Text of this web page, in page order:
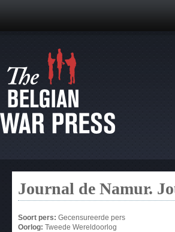
Journal de Namur.
Soort pers: Gecensureerde pers
Oorlog: Tweede Wereldoorlog